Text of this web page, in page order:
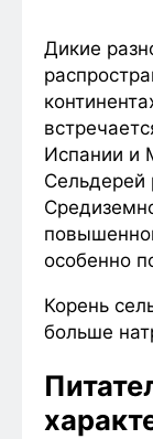
Дикие
Испании и
Сельдерей
особенно
Корень
больше